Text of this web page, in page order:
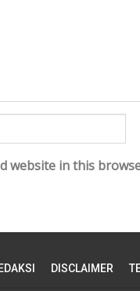
website in this
DISCLAIMER